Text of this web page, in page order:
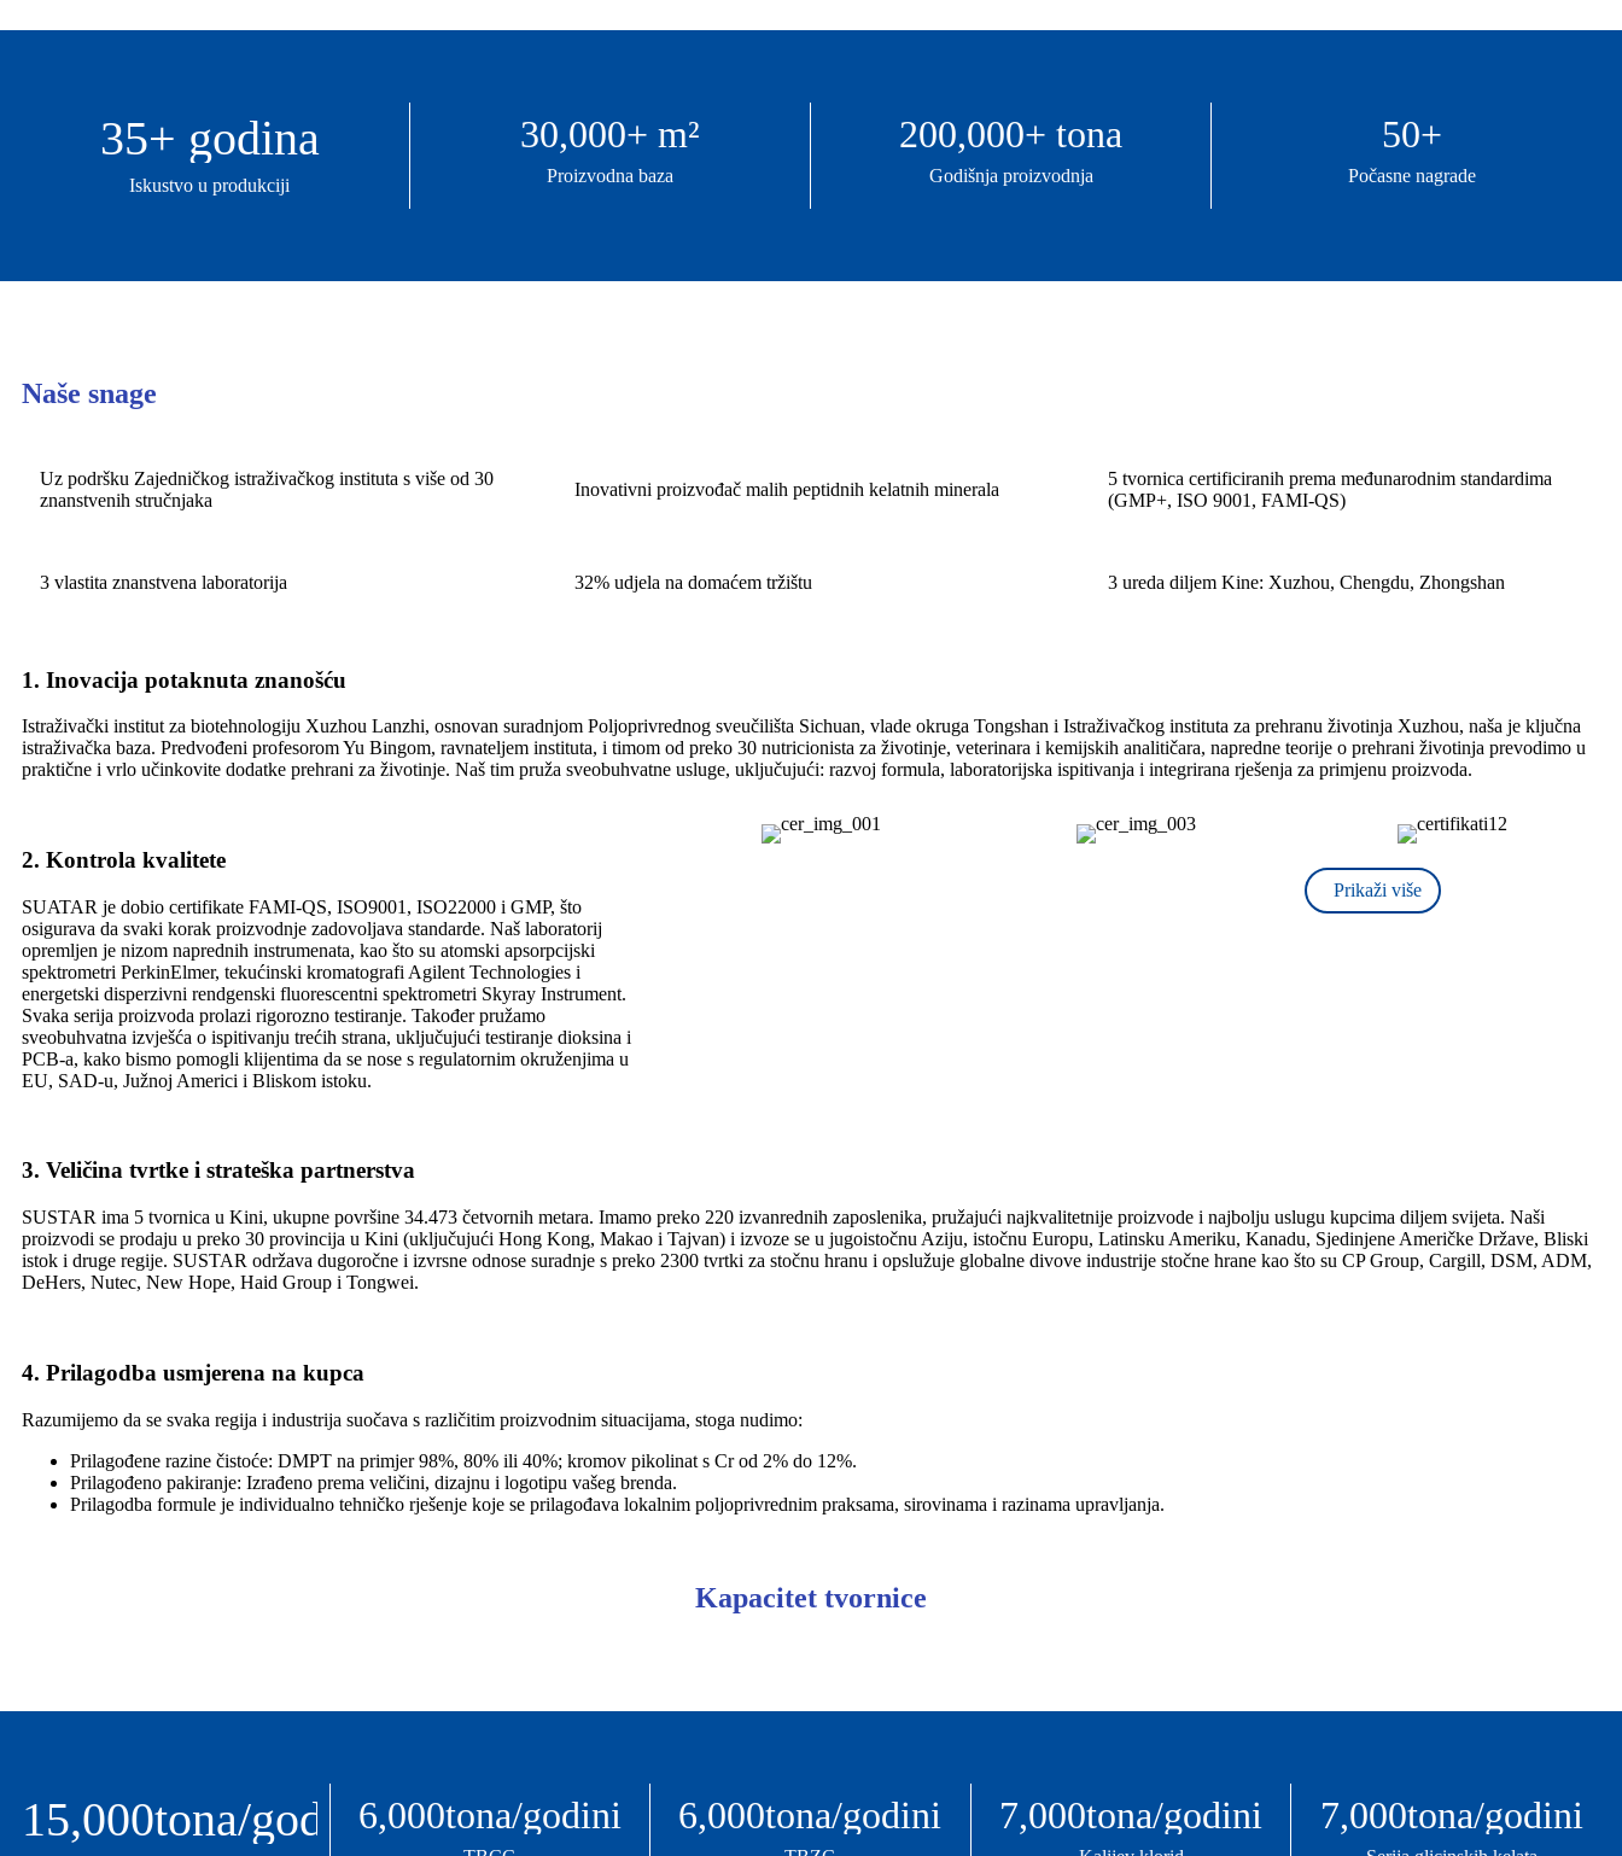
35+ godina
Iskustvo u produkciji
30,000+ m²
Proizvodna baza
200,000+ tona
Godišnja proizvodnja
50+
Počasne nagrade
Naše snage
Uz podršku Zajedničkog istraživačkog instituta s više od 30
znanstvenih stručnjaka
3 vlastita znanstvena laboratorija
Inovativni proizvođač malih peptidnih kelatnih minerala
32% udjela na domaćem tržištu
5 tvornica certificiranih prema međunarodnim standardima
(GMP+, ISO 9001, FAMI-QS)
3 ureda diljem Kine: Xuzhou, Chengdu, Zhongshan
1. Inovacija potaknuta znanošću
Istraživački institut za biotehnologiju Xuzhou Lanzhi, osnovan suradnjom Poljoprivrednog sveučilišta Sichuan, vlade okruga Tongshan i Istraživačkog instituta za prehranu životinja Xuzhou, naša je ključna
istraživačka baza. Predvođeni profesorom Yu Bingom, ravnateljem instituta, i timom od preko 30 nutricionista za životinje, veterinara i kemijskih analitičara, napredne teorije o prehrani životinja prevodimo u
praktične i vrlo učinkovite dodatke prehrani za životinje. Naš tim pruža sveobuhvatne usluge, uključujući: razvoj formula, laboratorijska ispitivanja i integrirana rješenja za primjenu proizvoda.
2. Kontrola kvalitete
SUATAR je dobio certifikate FAMI-QS, ISO9001, ISO22000 i GMP, što
osigurava da svaki korak proizvodnje zadovoljava standarde. Naš laboratorij
opremljen je nizom naprednih instrumenata, kao što su atomski apsorpcijski
spektrometri PerkinElmer, tekućinski kromatografi Agilent Technologies i
energetski disperzivni rendgenski fluorescentni spektrometri Skyray Instrument.
Svaka serija proizvoda prolazi rigorozno testiranje. Također pružamo
sveobuhvatna izvješća o ispitivanju trećih strana, uključujući testiranje dioksina i
PCB-a, kako bismo pomogli klijentima da se nose s regulatornim okruženjima u
EU, SAD-u, Južnoj Americi i Bliskom istoku.
Prikaži više
3. Veličina tvrtke i strateška partnerstva
SUSTAR ima 5 tvornica u Kini, ukupne površine 34.473 četvornih metara. Imamo preko 220 izvanrednih zaposlenika, pružajući najkvalitetnije proizvode i najbolju uslugu kupcima diljem svijeta. Naši
proizvodi se prodaju u preko 30 provincija u Kini (uključujući Hong Kong, Makao i Tajvan) i izvoze se u jugoistočnu Aziju, istočnu Europu, Latinsku Ameriku, Kanadu, Sjedinjene Američke Države, Bliski
istok i druge regije. SUSTAR održava dugoročne i izvrsne odnose suradnje s preko 2300 tvrtki za stočnu hranu i opslužuje globalne divove industrije stočne hrane kao što su CP Group, Cargill, DSM, ADM,
DeHers, Nutec, New Hope, Haid Group i Tongwei.
4. Prilagodba usmjerena na kupca
Razumijemo da se svaka regija i industrija suočava s različitim proizvodnim situacijama, stoga nudimo:
Prilagođene razine čistoće: DMPT na primjer 98%, 80% ili 40%; kromov pikolinat s Cr od 2% do 12%.
Prilagođeno pakiranje: Izrađeno prema veličini, dizajnu i logotipu vašeg brenda.
Prilagodba formule je individualno tehničko rješenje koje se prilagođava lokalnim poljoprivrednim praksama, sirovinama i razinama upravljanja.
Kapacitet tvornice
15,000tona/godini6,000tona/godini 6,000tona/godini 7,000tona/godini 7,000tona/godini